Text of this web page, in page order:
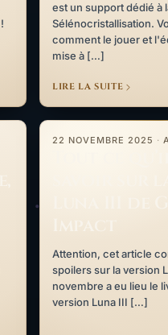
est un support dédié à
Sélénocristallisation.
comment le jouer et
mise à […]
LIRE LA SUITE
ouest du soleil (partie 1)
22 NOVEMBRE 2025 ·
Attention, cet article
spoilers sur la version
novembre a eu lieu le
version Luna III […]
Tout ce qu’il faut